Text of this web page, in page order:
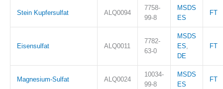
Stein Kupfersulfat ALQ0094
7758-
99-8
MSDS
ES
FT
Eisensulfat ALQ0011
7782-
63-0
MSDS
ES,
DE
FT
Magnesium-Sulfat ALQ0024
10034-
99-8
MSDS
ES
FT